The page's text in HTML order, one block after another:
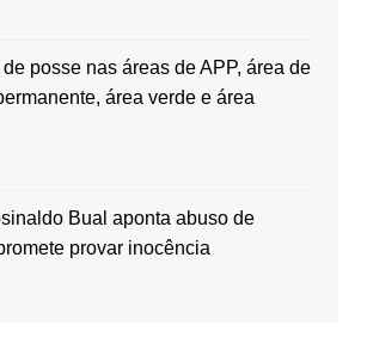
posse nas áreas de APP, área de
área verde e área
Bual aponta abuso de
provar inocência